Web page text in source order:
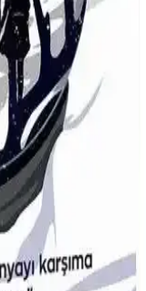
Çocuk ve
Çıkmaz Sokağın
ve ilgi çekici bir
gençlerin hayal
ve
rap tarzıyla
işbirlikleri ve dijital
çıkıyor.
Kitaplarının